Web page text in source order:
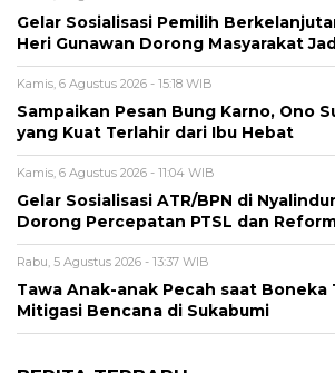
Gelar Sosialisasi Pemilih
Heri Gunawan Dorong Masyarakat
Kamis, 6 Agustus 2026 - 15:18 WIB
Sampaikan Pesan Bung Karno, Ono
yang Kuat Terlahir dari Ibu Hebat
Kamis, 6 Agustus 2026 - 11:04 WIB
Gelar Sosialisasi ATR/BPN di
Dorong Percepatan PTSL dan
Rabu, 5 Agustus 2026 - 13:37 WIB
Tawa Anak-anak Pecah saat Boneka
Mitigasi Bencana di Sukabumi